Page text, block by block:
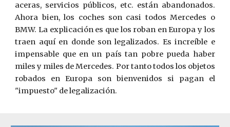
aceras, servicios públicos, etc. están abandonados.
Ahora bien, los coches son casi todos Mercedes o
BMW. La explicación es que los roban en Europa y los
traen aquí en donde son legalizados. Es increíble e
impensable que en un país tan pobre pueda haber
miles y miles de Mercedes. Por tanto todos los objetos
robados en Europa son bienvenidos si pagan el
"impuesto" de legalización.